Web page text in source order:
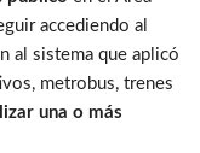
accediendo al
al sistema que aplicó
metrobus, trenes
una o más